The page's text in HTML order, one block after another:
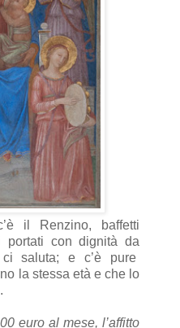
il Renzino, baffetti
portati con dignità da
saluta; e c’è pure
la stessa età e che lo
euro al mese, l’affitto